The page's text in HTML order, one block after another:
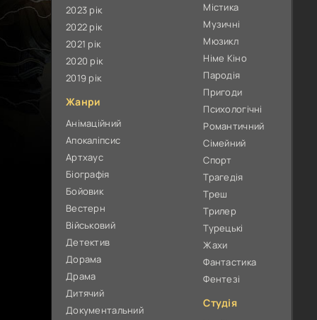
2023 рік
2022 рік
2021 рік
2020 рік
2019 рік
Жанри
Анімаційний
Апокаліпсис
Артхаус
Біографія
Бойовик
Вестерн
Військовий
Детектив
Дорама
Драма
Дитячий
Документальний
Містика
Музичні
Мюзикл
Німе Кіно
Пародія
Пригоди
Психологічні
Романтичний
Сімейний
Спорт
Трагедія
Треш
Трилер
Турецькі
Жахи
Фантастика
Фентезі
Студія